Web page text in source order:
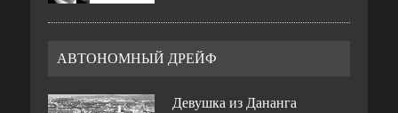
АВТОНОМНЫЙ ДРЕЙФ
Девушка из Дананга